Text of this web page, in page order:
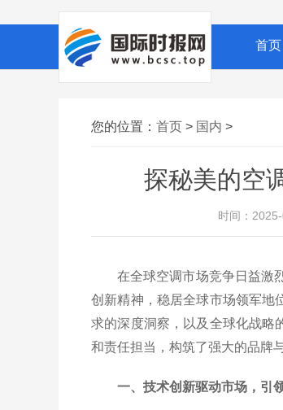
首页
您的位置： 首页 > 国内 >
探秘美的空
时间：
在全球空调市场竞争日益激
创新精神，稳居全球市场领军地
求的深度洞察，以及全球化战略
和责任担当，构筑了强大的品牌
一、技术创新驱动市场，引